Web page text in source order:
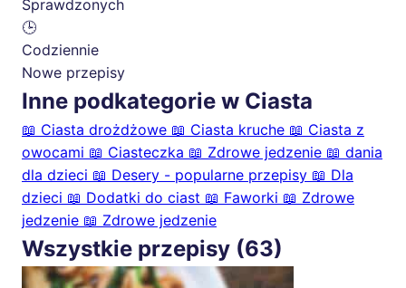
Sprawdzonych
🕒
Codziennie
Nowe przepisy
Inne podkategorie w Ciasta
📖 Ciasta drożdżowe 📖 Ciasta kruche 📖 Ciasta z
owocami 📖 Ciasteczka 📖 Zdrowe jedzenie 📖 dania
dla dzieci 📖 Desery - popularne przepisy 📖 Dla
dzieci 📖 Dodatki do ciast 📖 Faworki 📖 Zdrowe
jedzenie 📖 Zdrowe jedzenie
Wszystkie przepisy (63)